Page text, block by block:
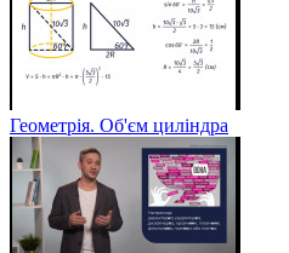
Геометрія. Об'єм циліндра